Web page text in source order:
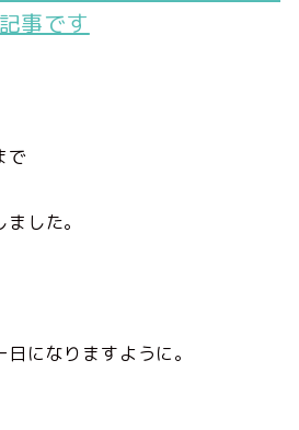
事です
で
した。
になりますように。